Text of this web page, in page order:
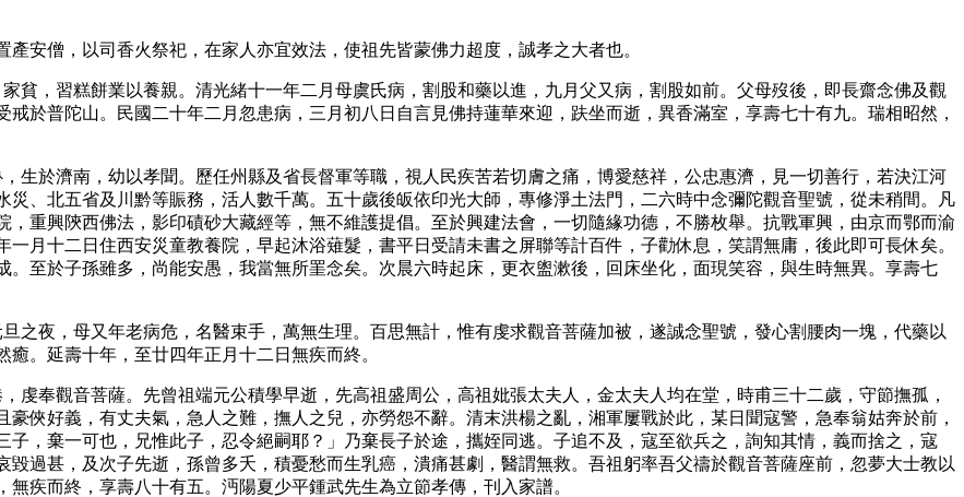
安僧，以司香火祭祀，在家人亦宜效法，使祖先皆蒙佛力超度，誠孝之大者也。
貧，習糕餅業以養親。清光緒十一年二月母虞氏病，割股和藥以進，九月父又病，割股如前。父母歿後，即長齋念佛及觀
於普陀山。民國二十年二月忽患病，三月初八日自言見佛持蓮華來迎，趺坐而逝，異香滿室，享壽七十有九。瑞相昭然，
生於濟南，幼以孝聞。歷任州縣及省長督軍等職，視人民疾苦若切膚之痛，博愛慈祥，公忠惠濟，見一切善行，若決江河
、北五省及川黔等賑務，活人數千萬。五十歲後皈依印光大師，專修淨土法門，二六時中念彌陀觀音聖號，從未稍間。凡
重興陝西佛法，影印磧砂大藏經等，無不維護提倡。至於興建法會，一切隨緣功德，不勝枚舉。抗戰軍興，由京而鄂而渝
月十二日住西安災童教養院，早起沐浴薙髮，書平日受請未書之屏聯等計百件，子勸休息，笑謂無庸，後此即可長休矣。
至於子孫雖多，尚能安愚，我當無所罣念矣。次晨六時起床，更衣盥漱後，回床坐化，面現笑容，與生時無異。享壽七
之夜，母又年老病危，名醫束手，萬無生理。百思無計，惟有虔求觀音菩薩加被，遂誠念聖號，發心割腰肉一塊，代藥以
。延壽十年，至廿四年正月十二日無疾而終。
虔奉觀音菩薩。先曾祖端元公積學早逝，先高祖盛周公，高祖妣張太夫人，金太夫人均在堂，時甫三十二歲，守節撫孤，
俠好義，有丈夫氣，急人之難，撫人之兒，亦勞怨不辭。清末洪楊之亂，湘軍屢戰於此，某日聞寇警，急奉翁姑奔於前，
，棄一可也，兄惟此子，忍令絕嗣耶？」乃棄長子於途，攜姪同逃。子追不及，寇至欲兵之，詢知其情，義而捨之，寇
過甚，及次子先逝，孫曾多夭，積憂愁而生乳癌，潰痛甚劇，醫謂無救。吾祖躬率吾父禱於觀音菩薩座前，忽夢大士教以
疾而終，享壽八十有五。沔陽夏少平鍾武先生為立節孝傳，刊入家譜。